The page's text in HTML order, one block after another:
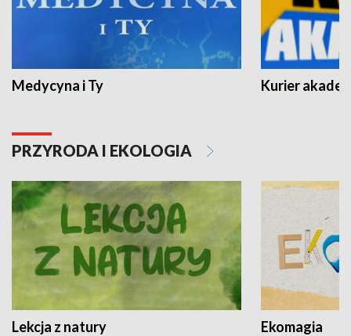
Medycyna i Ty Kurier
PRZYRODA I EKOLOGIA
Lekcja z natury Ekomagia